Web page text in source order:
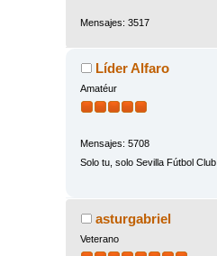
Mensajes: 3517
Líder Alfaro
Amatéur
Mensajes: 5708
Solo tu, solo Sevilla Fútbol Club
asturgabriel
Veterano